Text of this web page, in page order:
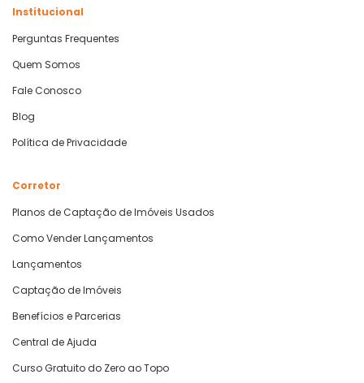
Institucional
Perguntas Frequentes
Quem Somos
Fale Conosco
Blog
Política de Privacidade
Corretor
Planos de Captação de Imóveis Usados
Como Vender Lançamentos
Lançamentos
Captação de Imóveis
Benefícios e Parcerias
Central de Ajuda
Curso Gratuito do Zero ao Topo